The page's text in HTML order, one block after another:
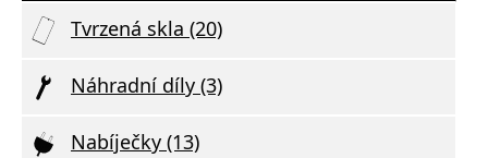
Tvrzená skla (20)
Náhradní díly (3)
Nabíječky (13)